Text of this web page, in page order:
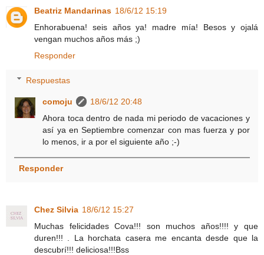
Beatriz Mandarinas 18/6/12 15:19
Enhorabuena! seis años ya! madre mía! Besos y ojalá
vengan muchos años más ;)
Responder
Respuestas
comoju
18/6/12 20:48
Ahora toca dentro de nada mi periodo de vacaciones y
así ya en Septiembre comenzar con mas fuerza y por
lo menos, ir a por el siguiente año ;-)
Responder
Chez Silvia 18/6/12 15:27
Muchas felicidades Cova!!! son muchos años!!!! y que
duren!!! . La horchata casera me encanta desde que la
descubrí!!! deliciosa!!!Bss